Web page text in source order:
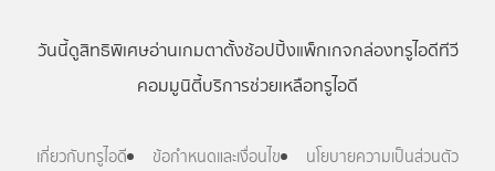
วันนี้ดูสิทธิพิเศษอ่านเกมตาตั้งช้อปปิ้งแพ็กเกจกล่องทรูไอดีทีวี
คอมมูนิตี้บริการช่วยเหลือทรูไอดี
เกี่ยวกับทรูไอดี ข้อกำหนดและเงื่อนไข
นโยบายความเป็นส่วนตัว